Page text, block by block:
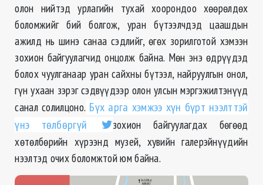
олон нийтэд урлагийн тухай хоорондоо хөөрөлдөх
боломжийг бий болгож, уран бүтээлчдэд цаашдын
ажилд нь шинэ санаа сэдлийг, өгөх зорилготой хэмээн
зохион байгуулагчид онцолж байна. Мөн энэ өдрүүдэд
болох чуулганаар уран сайхны бүтээл, найруулгын онол,
гүн ухаан зэрэг сэдвүүдээр олон улсын мэргэжилтэнүүд
санал солилцоно. Бүх арга хэмжээ хүн бүрт нээлттэй
үнэ төлбөргүй
зохион байгуулагдах бөгөөд
хөтөлбөрийн хүрээнд музей, хувийн галерэйнүүдийн
нээлтэд очих боломжтой юм байна.